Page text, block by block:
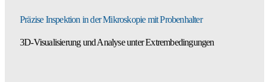
Präzise Inspektion in der Mikroskopie mit Probenhalter
3D-Visualisierung und Analyse unter Extrembedingungen